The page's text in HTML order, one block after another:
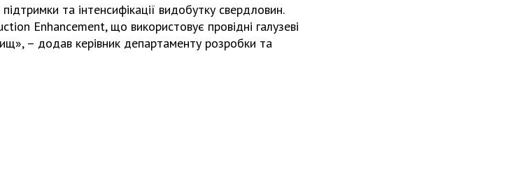
та інтенсифікації видобутку свердловин.
Enhancement, що використовує провідні галузеві
– додав керівник департаменту розробки та